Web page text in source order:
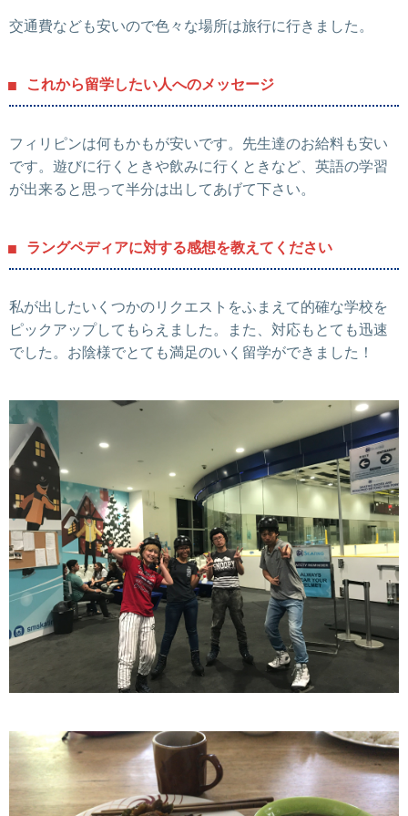
交通費なども安いので色々な場所は旅行に行きました。
これから留学したい人へのメッセージ
フィリピンは何もかもが安いです。先生達のお給料も安い
です。遊びに行くときや飲みに行くときなど、英語の学習
が出来ると思って半分は出してあげて下さい。
ラングペディアに対する感想を教えてください
私が出したいくつかのリクエストをふまえて的確な学校を
ピックアップしてもらえました。また、対応もとても迅速
でした。お陰様でとても満足のいく留学ができました！